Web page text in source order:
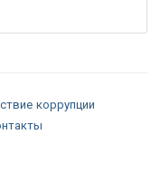
коррупции